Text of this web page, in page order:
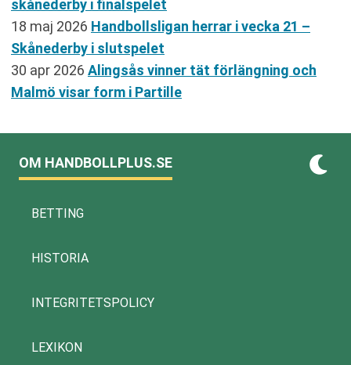
skånederby i finalspelet
18 maj 2026 Handbollsligan herrar i vecka 21 –
Skånederby i slutspelet
30 apr 2026 Alingsås vinner tät förlängning och
Malmö visar form i Partille
OM HANDBOLLPLUS.SE
BETTING
HISTORIA
INTEGRITETSPOLICY
LEXIKON